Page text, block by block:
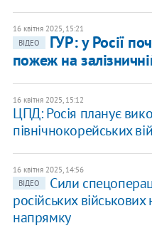
16 квітня 2025, 15:21
ВІДЕО
ГУР: у Росії
пожеж на
16 квітня 2025, 15:12
ЦПД: Росія планує
північнокорейських
16 квітня 2025, 14:56
ВІДЕО
Сили
російських
напрямку